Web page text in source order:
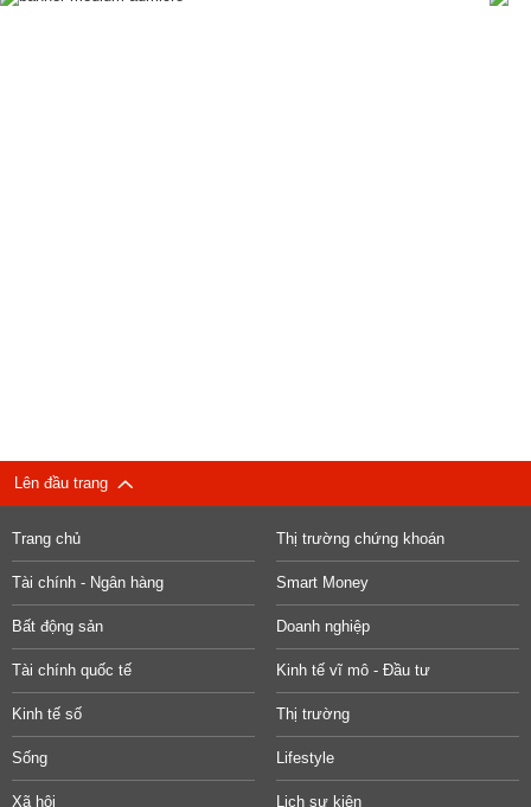
Lên đầu trang
Trang chủ Thị trường chứng khoán
Tài chính - Ngân hàng Smart Money
Bất động sản Doanh nghiệp
Tài chính quốc tế Kinh tế vĩ mô - Đầu tư
Kinh tế số Thị trường
Sống Lifestyle
Xã hội Lịch sự kiện